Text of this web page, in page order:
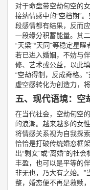
对于命盘带空劫旬空的
接纳情感中的“空档期”
段感情都有结果，反而
一段缘分积蓄能量。其
“天梁”“天同”等稳定星
若已进入婚姻，不妨与
修、艺术或公益，以此
“空劫得制，反成奇格
虚空感转化为创造力，
五、现代语境：空
在当代社会，空劫旬空
的浪潮。越来越多的女
将情感关系视为自我探
恰恰是打破传统婚恋框
出“剩女”或“离婚”的社
丰盈，也可以是平等的
非无也，乃大有之始。
整，婚恋便不再是救赎